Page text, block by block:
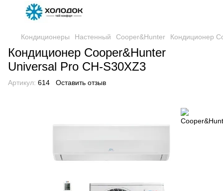
Кондиционеры Настенный Cooper&Hunter Кондиционер
Кондиционер Cooper&Hunter
Universal Pro CH-S30XZ3
Артикул: 614 Оставить отзыв